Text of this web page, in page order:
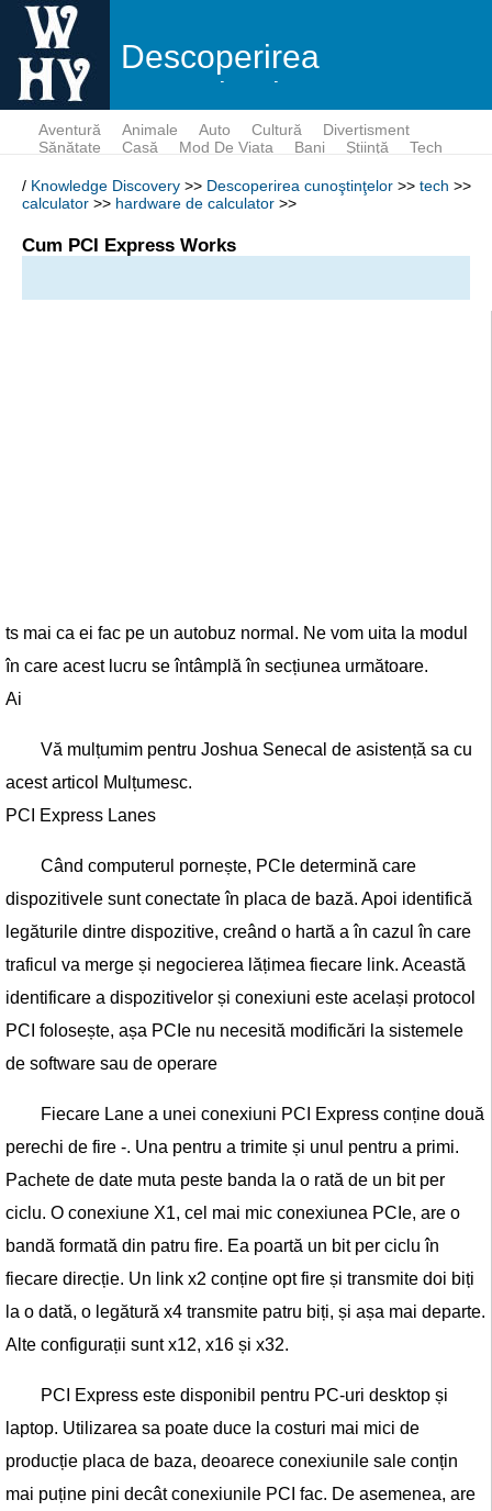
Descoperirea
cunoştinţelor
Aventură Animale Auto Cultură
Divertisment
Sănătate
Casă Mod De Viata Bani Ştiinţă Tech
/ Knowledge Discovery >> Descoperirea cunoştinţelor >> tech >>
calculator >> hardware de calculator >>
Cum PCI Express Works
ts mai ca ei fac pe un autobuz normal. Ne vom uita la modul
în care acest lucru se întâmplă în secțiunea următoare.
Ai
​​Vă mulțumim pentru Joshua Senecal de asistență sa cu
acest articol Mulțumesc.
PCI Express Lanes
Când computerul pornește, PCIe determină care
dispozitivele sunt conectate în placa de bază. Apoi identifică
legăturile dintre dispozitive, creând o hartă a în cazul în care
traficul va merge și negocierea lățimea fiecare link. Această
identificare a dispozitivelor și conexiuni este același protocol
PCI folosește, așa PCIe nu necesită modificări la sistemele
de software sau de operare
Fiecare Lane a unei conexiuni PCI Express conține două
perechi de fire -. Una pentru a trimite și unul pentru a primi.
Pachete de date muta peste banda la o rată de un bit per
ciclu. O conexiune X1, cel mai mic conexiunea PCIe, are o
bandă formată din patru fire. Ea poartă un bit per ciclu în
fiecare direcție. Un link x2 conține opt fire și transmite doi biți
la o dată, o legătură x4 transmite patru biți, și așa mai departe.
Alte configurații sunt x12, x16 și x32.
PCI Express este disponibil pentru PC-uri desktop și
laptop. Utilizarea sa poate duce la costuri mai mici de
producție placa de baza, deoarece conexiunile sale conțin
mai puține pini decât conexiunile PCI fac. De asemenea, are